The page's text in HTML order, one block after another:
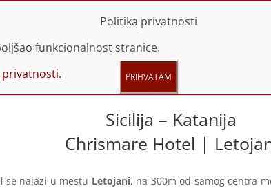
Sicilija – Katanija
Chrismare Hotel |
se nalazi u mestu Letojani, na 300m od samog centra
Politika privatnosti
funkcionalnost stranice.